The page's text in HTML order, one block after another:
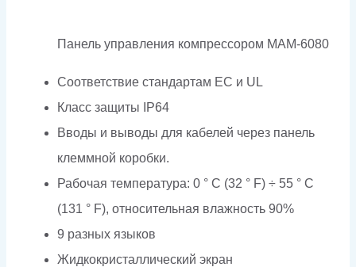
Панель управления компрессором MAM-6080
Соответствие стандартам EC и UL
Класс защиты IP64
Вводы и выводы для кабелей через панель
клеммной коробки.
Рабочая температура: 0 ° C (32 ° F) ÷ 55 ° C
(131 ° F), относительная влажность 90%
9 разных языков
Жидкокристаллический экран